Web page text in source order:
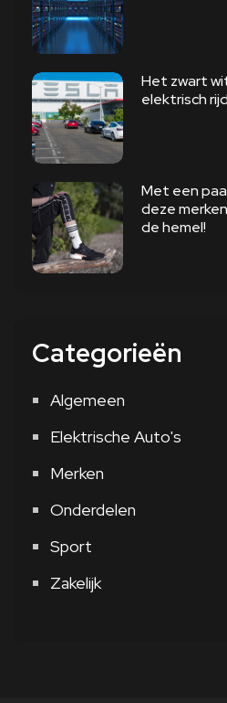
Het zwart
elektrisch
Met een
deze
de hemel!
Categorieën
Algemeen
Elektrische Auto's
Merken
Onderdelen
Sport
Zakelijk